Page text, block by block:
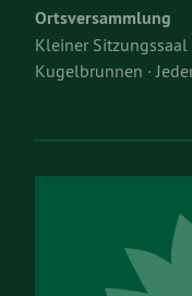
Ortsversammlung
Kleiner Sitzungssaal
Kugelbrunnen ·